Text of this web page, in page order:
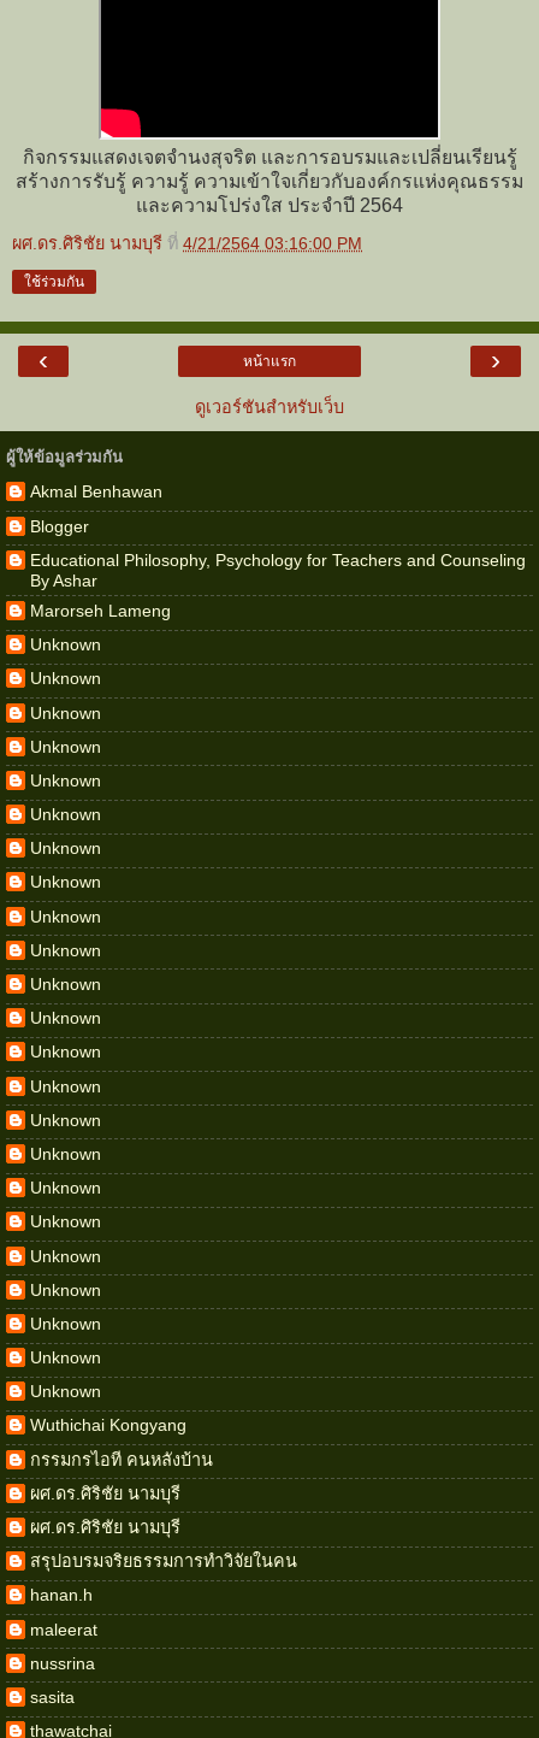
กิจกรรมแสดงเจตจำนงสุจริต และการอบรมและเปลี่ยนเรียนรู้
สร้างการรับรู้ ความรู้ ความเข้าใจเกี่ยวกับองค์กรแห่งคุณธรรม
และความโปร่งใส ประจำปี 2564
ผศ.ดร.ศิริชัย นามบุรี ที่ 4/21/2564 03:16:00 PM
ใช้ร่วมกัน
‹ ›
หน้าแรก
ดูเวอร์ชันสำหรับเว็บ
ผู้ให้ข้อมูลร่วมกัน
Akmal Benhawan
Blogger
Educational Philosophy, Psychology for Teachers and Counseling
By Ashar
Marorseh Lameng
Unknown
Unknown
Unknown
Unknown
Unknown
Unknown
Unknown
Unknown
Unknown
Unknown
Unknown
Unknown
Unknown
Unknown
Unknown
Unknown
Unknown
Unknown
Unknown
Unknown
Unknown
Unknown
Unknown
Wuthichai Kongyang
กรรมกรไอที คนหลังบ้าน
ผศ.ดร.ศิริชัย นามบุรี
ผศ.ดร.ศิริชัย นามบุรี
สรุปอบรมจริยธรรมการทำวิจัยในคน
hanan.h
maleerat
nussrina
sasita
thawatchai